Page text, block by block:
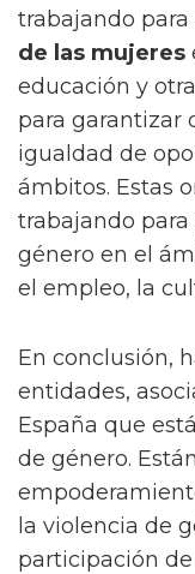
trabajando
de las mujeres
educación y
para garantizar
igualdad de
ámbitos. Estas
trabajando
género en el
el empleo, la
En conclusión,
entidades,
España que
de género.
la violencia de
participación